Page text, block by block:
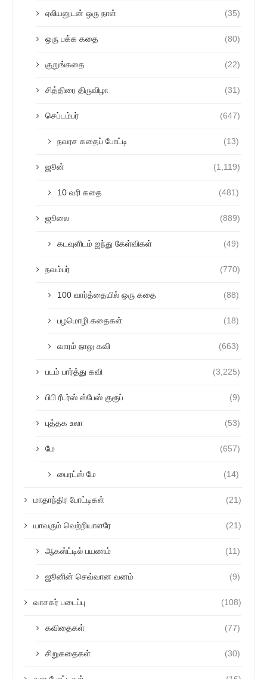
ஏலியனுடன் ஒரு நாள் (35)
ஒரு பக்க கதை (80)
குறுங்கதை (22)
சித்திரை திருவிழா (31)
செப்டம்பர் (647)
நவரச கதைப் போட்டி (13)
ஜூன் (1,119)
10 வரி கதை (481)
ஜூலை (889)
கடவுளிடம் ஐந்து கேள்விகள் (49)
நவம்பர் (770)
100 வார்த்தையில் ஒரு கதை (88)
பழமொழி கதைகள் (18)
வாரம் நாலு கவி (663)
படம் பார்த்து கவி (3,225)
பிபி ரீடர்ஸ் ஸ்பேஸ் குரூப் (9)
புத்தக உலா (53)
மே (657)
பைரட்ஸ் மே (14)
மாதாந்திர போட்டிகள் (21)
யாவரும் வெற்றியாளரே (21)
ஆகஸ்ட்டில் பயணம் (11)
ஜூனின் செவ்வான வனம் (9)
வாசகர் படைப்பு (108)
கவிதைகள் (77)
சிறுகதைகள் (30)